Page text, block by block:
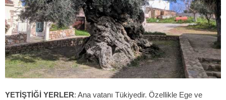
YETİŞTİĞİ YERLER: Ana vatanı Tükiyedir. Özellikle Ege ve